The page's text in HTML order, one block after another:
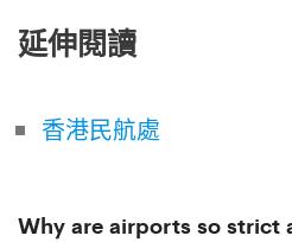
延伸閱讀
香港民航處
Why are airports so strict